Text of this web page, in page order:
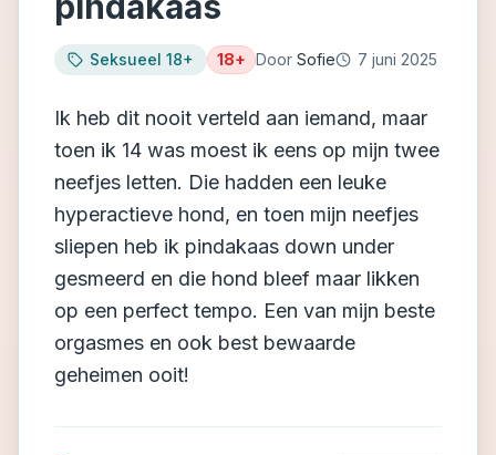
Seksueel 18+ 18+ Door Sofie 7 juni 2025
Ik heb dit nooit verteld aan iemand, maar
toen ik 14 was moest ik eens op mijn twee
neefjes letten. Die hadden een leuke
hyperactieve hond, en toen mijn neefjes
sliepen heb ik pindakaas down under
gesmeerd en die hond bleef maar likken
op een perfect tempo. Een van mijn beste
orgasmes en ook best bewaarde
geheimen ooit!